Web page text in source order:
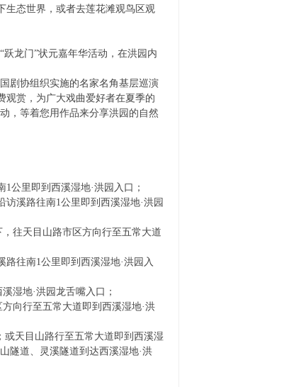
生态世界，或者去莲花滩观鸟区观
龙门”状元嘉年华活动，在洪园内
剧协组织实施的名家名角基层巡演
观赏，为广大戏曲爱好者在夏季的
，等着您用作品来分享洪园的自然
里即到西溪湿地·洪园入口；
溪路往南1公里即到西溪湿地·洪园
往天目山路市区方向行至五常大道
往南1公里即到西溪湿地·洪园入
湿地·洪园龙舌嘴入口；
向行至五常大道即到西溪湿地·洪
天目山路行至五常大道即到西溪湿
隧道、灵溪隧道到达西溪湿地·洪